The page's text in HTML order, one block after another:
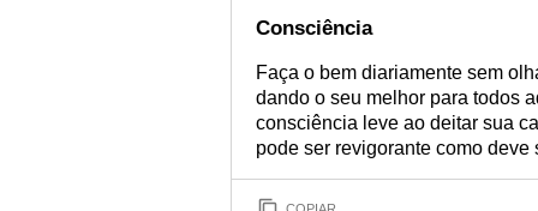
Consciência
Faça o bem diariamente sem
dando o seu melhor para todos
consciência leve ao deitar sua
pode ser revigorante como deve
COPIAR